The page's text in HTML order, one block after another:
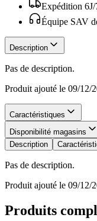
Expédition 6J/
Équipe SAV
Description
Pas de description.
Produit ajouté le 09/12/
Caractéristiques
Disponibilité magasins
Description
Pas de description.
Produit ajouté le 09/12/
Produits